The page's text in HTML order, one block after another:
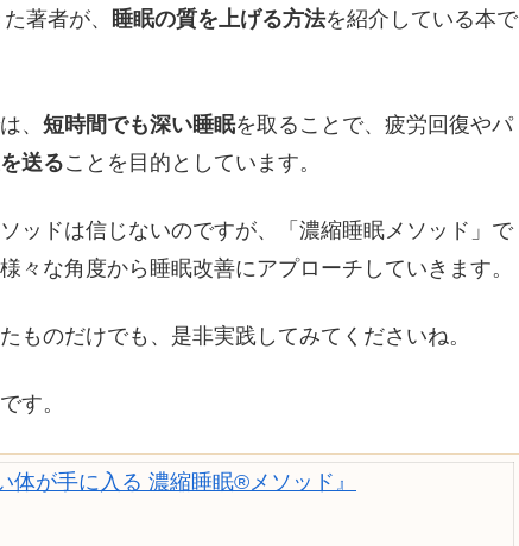
著者が、 睡眠の質を上げる方法を紹介している本で
、 短時間でも深い睡眠を取ることで、疲労回復やパ
送ることを目的としています。
ドは信じないのですが、「濃縮睡眠メソッド」で
々な角度から睡眠改善にアプローチしていきます。
ものだけでも、是非実践してみてくださいね。
す。
体が手に入る 濃縮睡眠®メソッド』